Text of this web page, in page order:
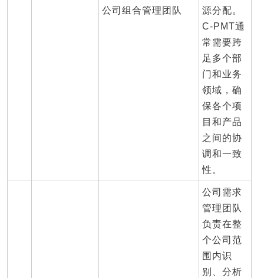
公司组合管理团队
源分配。
C-PMT通
常需要跨
足多个部
门和业务
领域，确
保各个项
目和产品
之间的协
调和一致
性。
公司需求
管理团队
负责在整
个公司范
围内识
别、分析